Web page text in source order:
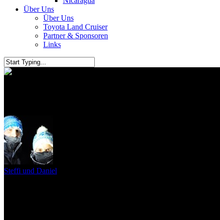
Über Uns
Über Uns
Toyota Land Cruiser
Partner & Sponsoren
Links
Steffi und Daniel